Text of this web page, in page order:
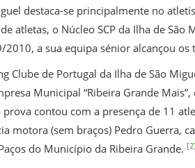
destaca-se principalmente no
atletas, o Núcleo SCP da Ilha de
2010, a sua equipa sénior alcançou
Clube de Portugal da Ilha de São
Municipal “Ribeira Grande
prova contou com a presença de 11
motora (sem braços) Pedro Guerra,
do Município da Ribeira Grande. [2]